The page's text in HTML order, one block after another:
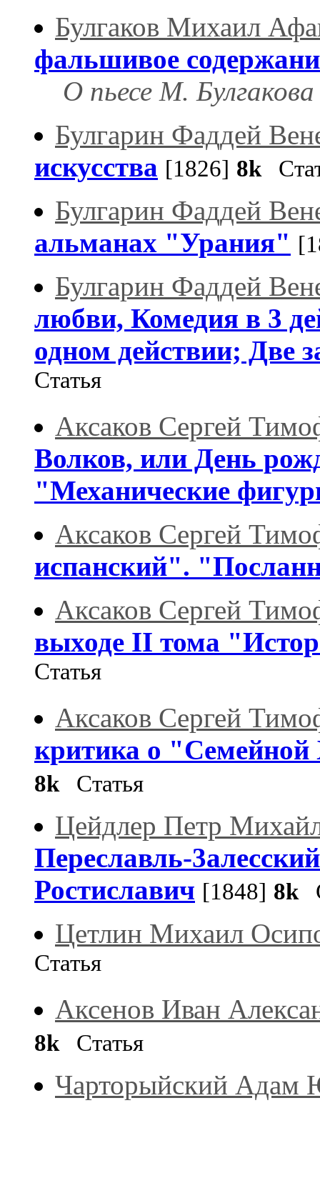
Булгаков Михаил
фальшивое
О пьесе М.
Булгарин Фаддей
искусства [1826] 8k
Булгарин Фаддей
альманах "Урания"
Булгарин Фаддей
любви, Комедия в 3
одном действии; Две
Статья
Аксаков Сергей
Волков, или День
"Механические
Аксаков Сергей
испанский".
Аксаков Сергей
выходе II тома
Статья
Аксаков Сергей
критика о "Семейной
8kСтатья
Цейдлер Петр
Переславль-
Ростиславич [1848] 8k
Цетлин Михаил
Статья
Аксенов Иван
8kСтатья
Чарторыйский Адам